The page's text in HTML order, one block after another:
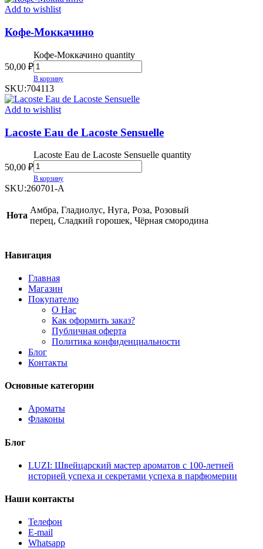
Add to wishlist
Кофе-Моккачино
50,00 ₽
Кофе-Моккачино quantity
В корзину
SKU:704113
Add to wishlist
Lacoste Eau de Lacoste Sensuelle
50,00 ₽
Lacoste Eau de Lacoste Sensuelle quantity
В корзину
SKU:260701-A
Нота
Амбра, Гладиолус, Нуга, Роза, Розовый
перец, Сладкий горошек, Чёрная смородина
Навигация
Главная
Магазин
Покупателю
О Нас
Как оформить заказ?
Публичная оферта
Политика конфиденциальности
Блог
Контакты
Основные категории
Ароматы
Флаконы
Блог
LUZI: Швейцарский мастер ароматов с 100-летней
историей успеха и секретами успеха в парфюмерии
Наши контакты
Телефон
E-mail
Whatsapp